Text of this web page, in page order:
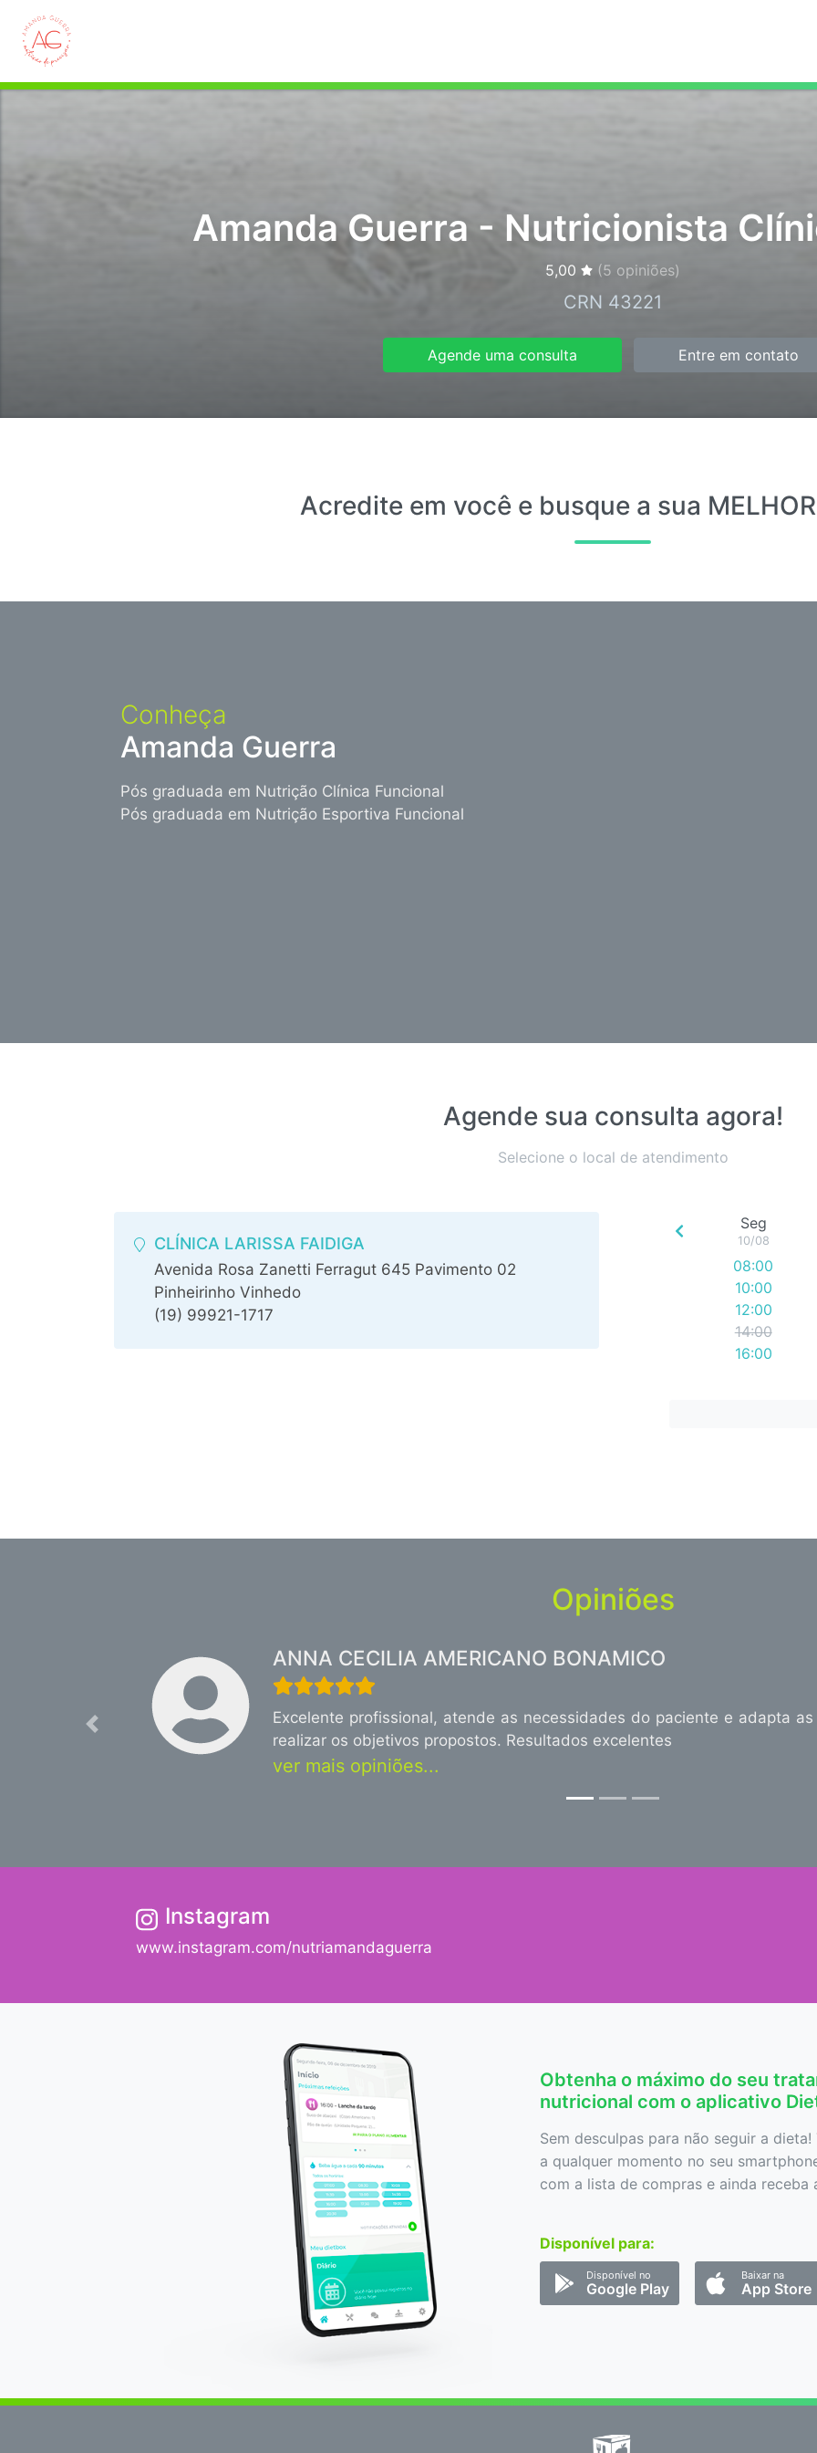
Amanda Guerra - Nutricionista
5,00 (5 opiniões)
CRN 43221
Agende uma consulta Entre em contato
Acredite em você e busque a sua
Conheça
Amanda Guerra
Pós graduada em Nutrição Clínica Funcional
Pós graduada em Nutrição Esportiva Funcional
Agende sua consulta agora!
Selecione o local de atendimento
CLÍNICA LARISSA FAIDIGA
Avenida Rosa Zanetti Ferragut 645 Pavimento 02
Pinheirinho Vinhedo
(19) 99921-1717
Seg
10/08
08:00
10:00
12:00
14:00
16:00
Opiniões
ANNA CECILIA AMERICANO BONAMICO
Excelente profissional, atende as necessidades do paciente e adapta
realizar os objetivos propostos. Resultados excelentes
ver mais opiniões...
Previous
Instagram
www.instagram.com/nutriamandaguerra
Obtenha o máximo do seu
nutricional com o aplicativo
Sem desculpas para não seguir a
a qualquer momento no seu
com a lista de compras e ainda
Disponível para:
Disponível no
Google Play
Baixar na
App Store